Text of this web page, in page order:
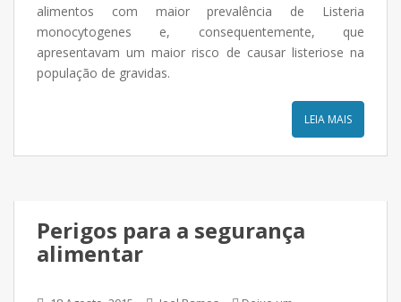
alimentos com maior prevalência de Listeria
monocytogenes e, consequentemente, que
apresentavam um maior risco de causar listeriose na
população de gravidas.
LEIA MAIS
Perigos para a segurança
alimentar